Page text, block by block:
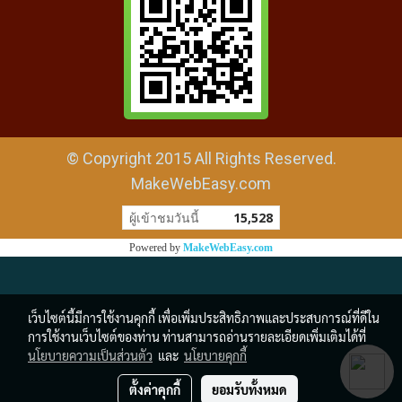
© Copyright 2015 All Rights Reserved.
MakeWebEasy.com
ผู้เข้าชมวันนี้ 15,528
Powered by MakeWebEasy.com
เว็บไซต์นี้มีการใช้งานคุกกี้ เพื่อเพิ่มประสิทธิภาพและประสบการณ์ที่ดีใน
การใช้งานเว็บไซต์ของท่าน ท่านสามารถอ่านรายละเอียดเพิ่มเติมได้ที่
นโยบายความเป็นส่วนตัว และ นโยบายคุกกี้
ตั้งค่าคุกกี้ ยอมรับทั้งหมด